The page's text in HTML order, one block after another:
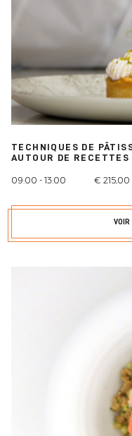
TECHNIQUES DE
AUTOUR DE
09:00 - 13:00 € 215,00
VOIR